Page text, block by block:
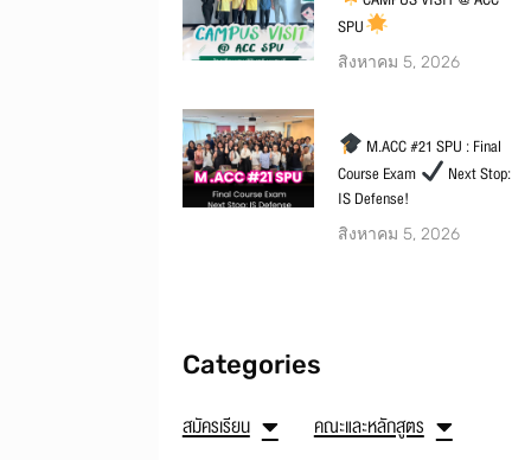
SPU
สิงหาคม 5, 2026
M.ACC #21 SPU : Final
Course Exam
Next Stop:
IS Defense!
สิงหาคม 5, 2026
Categories
สมัครเรียน
คณะและหลักสูตร